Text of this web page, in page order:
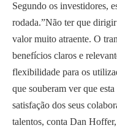
Segundo os investidores,
rodada.”Não ter que
valor muito atraente. O
benefícios claros e
flexibilidade para os
que souberam ver que
satisfação dos seus
talentos, conta Dan